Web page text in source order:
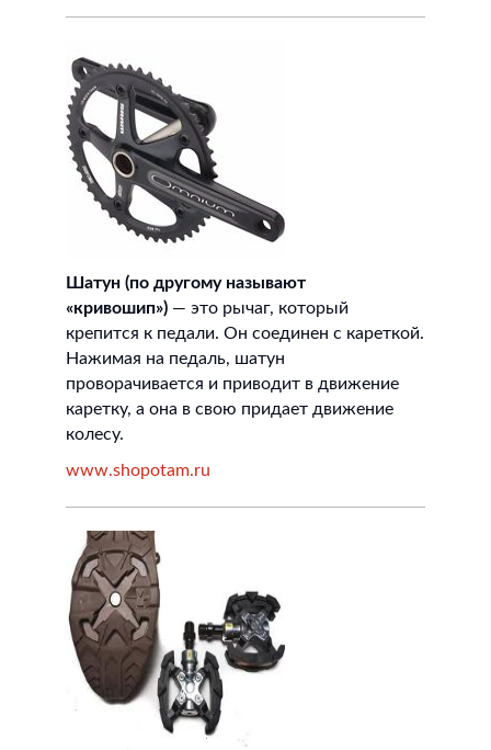
Шатун (по другому называют
«кривошип») — это рычаг, который
крепится к педали. Он соединен с кареткой.
Нажимая на педаль, шатун
проворачивается и приводит в движение
каретку, а она в свою придает движение
колесу.
www.shopotam.ru